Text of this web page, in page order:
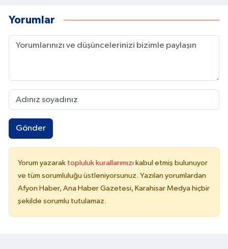
Yorumlar
Gönder
Yorum yazarak topluluk kurallarımızı kabul etmiş bulunuyor
ve tüm sorumluluğu üstleniyorsunuz. Yazılan yorumlardan
Afyon Haber, Ana Haber Gazetesi, Karahisar Medya hiçbir
şekilde sorumlu tutulamaz.